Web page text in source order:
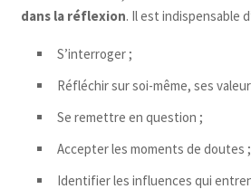
dans la réflexion. Il est indispensable
S’interroger ;
Réfléchir sur soi-même, ses
Se remettre en question ;
Accepter les moments de doutes ;
Identifier les influences qui